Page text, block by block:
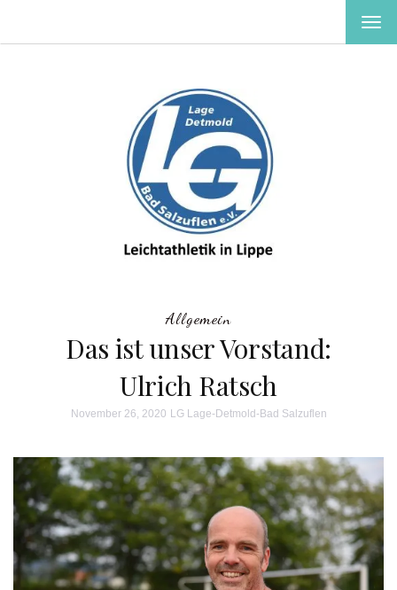
Allgemein
Das ist unser Vorstand:
Ulrich Ratsch
November 26, 2020 LG Lage-Detmold-Bad Salzuflen